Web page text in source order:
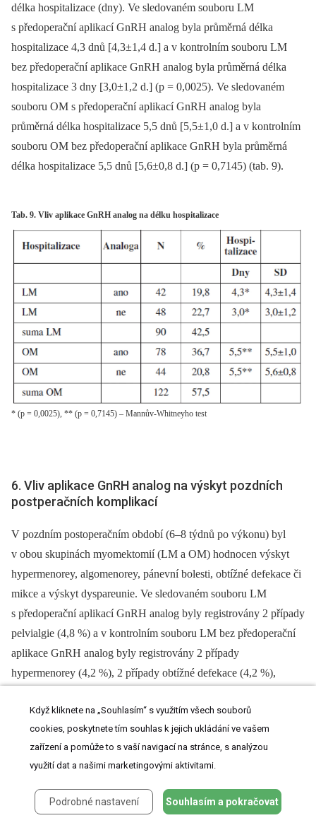
délka hospitalizace (dny). Ve sledovaném souboru LM
s předoperační aplikací GnRH analog byla průměrná délka
hospitalizace 4,3 dnů [4,3±1,4 d.] a v kontrolním souboru LM
bez předoperační aplikace GnRH analog byla průměrná délka
hospitalizace 3 dny [3,0±1,2 d.] (p = 0,0025). Ve sledovaném
souboru OM s předoperační aplikací GnRH analog byla
průměrná délka hospitalizace 5,5 dnů [5,5±1,0 d.] a v kontrolním
souboru OM bez předoperační aplikace GnRH byla průměrná
délka hospitalizace 5,5 dnů [5,6±0,8 d.] (p = 0,7145) (tab. 9).
Tab. 9. Vliv aplikace GnRH analog na délku hospitalizace
* (p = 0,0025), ** (p = 0,7145) – Mannův-Whitneyho test
6. Vliv aplikace GnRH analog na výskyt pozdních
postperačních komplikací
V pozdním postoperačním období (6–8 týdnů po výkonu) byl
v obou skupinách myomektomií (LM a OM) hodnocen výskyt
hypermenorey, algomenorey, pánevní bolesti, obtížné defekace či
mikce a výskyt dyspareunie. Ve sledovaném souboru LM
s předoperační aplikací GnRH analog byly registrovány 2 případy
pelvialgie (4,8 %) a v kontrolním souboru LM bez předoperační
aplikace GnRH analog byly registrovány 2 případy
hypermenorey (4,2 %), 2 případy obtížné defekace (4,2 %),
LM bez předoperační aplikace GnRH analog bylo registrováno
6 pozdních postoperačních komplikací (12,5 %) (p = 0,1429)
(tab. 10).
analog byly registrovány 4 případy hypermenorey (5,1 %),
Když kliknete na „Souhlasím“ s využitím všech souborů
cookies, poskytnete tím souhlas k jejich ukládání ve vašem
zařízení a pomůže to s vaší navigací na stránce, s analýzou
využití dat a našimi marketingovými aktivitami.
Podrobné nastavení Souhlasím a pokračovat